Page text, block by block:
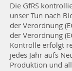
Die GfRS
unser Tun nach
der Verordnung
der Verordnung
Kontrolle erfolgt
jedes Jahr aufs
Produktion und